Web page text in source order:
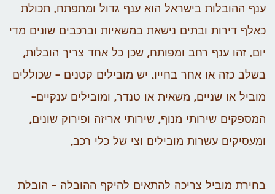
ענף ההובלות בישראל הוא ענף גדול ומתפתח. תכולת
כאלף דירות ובתים נישאת במשאיות וברכבים שונים מדי
יום. זהו ענף רחב ומפותח, שכן כל אחד צריך הובלות,
בשלב כזה או אחר בחייו. יש מובילים קטנים – שכוללים
מוביל או שניים, משאית או טנדר, ומובילים ענקיים-
המספקים שירותי מנוף, שירותי אריזה ופירוק שונים,
ומעסיקים עשרות מובילים וצי של כלי רכב.
בחירת מוביל צריכה להתאים להיקף ההובלה – הובלת